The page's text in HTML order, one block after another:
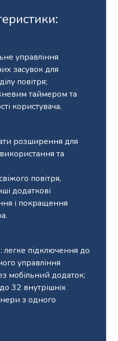
управління
засувок для
повітря;
таймером та
користувача.
розширення для
та
повітря,
додаткові
і покращення
легке підключення до
управління
мобільний додаток;
32 внутрішніх
з одного